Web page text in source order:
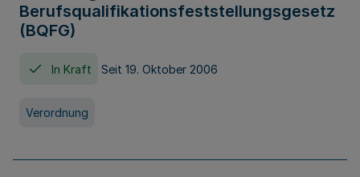
Berufsqualifikationsfeststellungsgesetz
(BQFG)
In Kraft Seit 19. Oktober 2006
Verordnung